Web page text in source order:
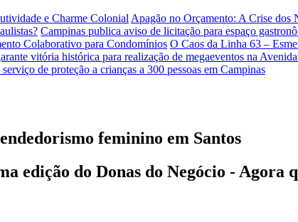
e Charme Colonial Apagão no Orçamento: A Crise dos
Campinas publica aviso de licitação para espaço
Colaborativo para Condomínios O Caos da Linha 63 –
vitória histórica para realização de megaeventos na
de proteção a crianças a 300 pessoas em Campinas
feminino em Santos
edição do Donas do Negócio - Agora